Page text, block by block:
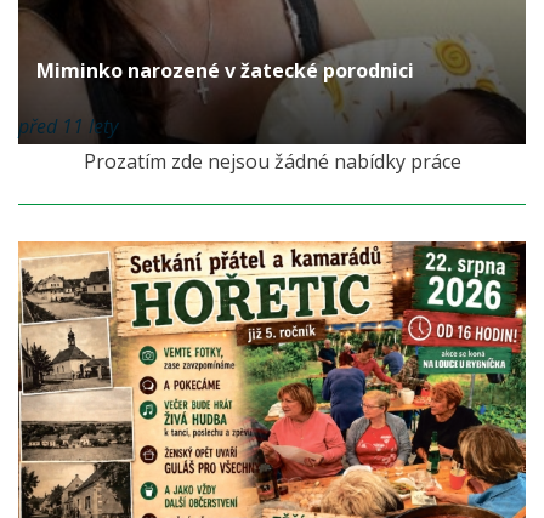
Miminko narozené v žatecké porodnici
před 11 lety
Prozatím zde nejsou žádné nabídky práce